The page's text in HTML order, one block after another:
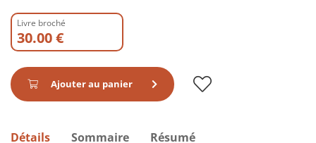
Livre broché
30.00 €
Ajouter au panier
Détails Sommaire Résumé